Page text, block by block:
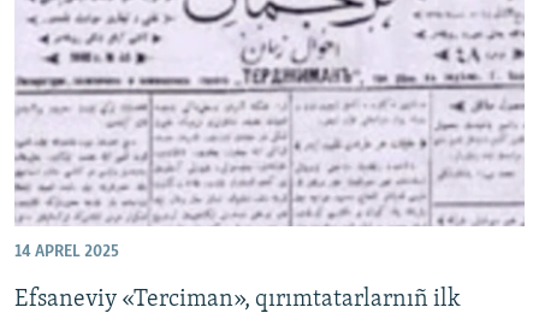
14 APREL 2025
Efsaneviy «Terciman», qırımtatarlarnıñ ilk